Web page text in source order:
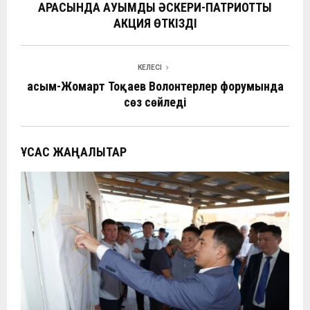
o
k
A
p
a
m
at n
а
и
АРАСЫНДА АУҚЫМДЫ ӘСКЕРИ-ПАТРИОТТЫҚ
АКЦИЯ ӨТКІЗДІ
КЕЛЕСІ
Қасым-Жомарт Тоқаев Волонтерлер форумында
сөз сөйледі
ҰҚСАС ЖАҢАЛЫҚТАР